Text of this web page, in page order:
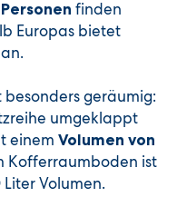
finden
Europas bietet
besonders geräumig:
umgeklappt
einem Volumen von
Kofferraumboden ist
Volumen.